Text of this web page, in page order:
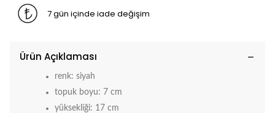
7 gün içinde iade değişim
Ürün Açıklaması
renk: siyah
topuk boyu: 7 cm
yüksekliği: 17 cm